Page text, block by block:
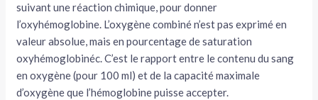
suivant une réaction chimique, pour donner
l’oxyhémoglobine. L’oxygène combiné n’est pas exprimé en
valeur absolue, mais en pourcentage de saturation
oxyhémoglobinéc. C’est le rapport entre le contenu du sang
en oxygène (pour 100 ml) et de la capa­cité maximale
d’oxygène que l’hémoglobine puisse accepter.